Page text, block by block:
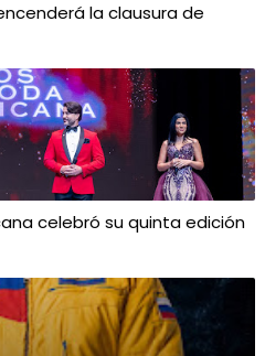
la clausura de
celebró su quinta edición